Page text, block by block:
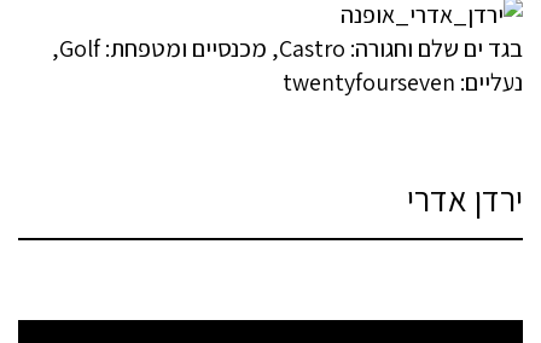
בגד ים שלם וחגורה: Castro, מכנסיים ומטפחת: Golf,
נעליים: twentyfourseven
ירדן אדרי